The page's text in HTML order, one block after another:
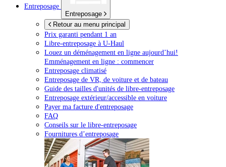
Entreposage
Entreposage
Retour au menu principal
Prix garanti pendant 1 an
Libre-entreposage à U-Haul
Louez un déménagement en ligne aujourd’hui!
Emménagement en ligne : commencer
Entreposage climatisé
Entreposage de VR, de voiture et de bateau
Guide des tailles d'unités de libre-entreposage
Entreposage extérieur/accessible en voiture
Payer ma facture d'entreposage
FAQ
Conseils sur le libre-entreposage
Fournitures d’entreposage